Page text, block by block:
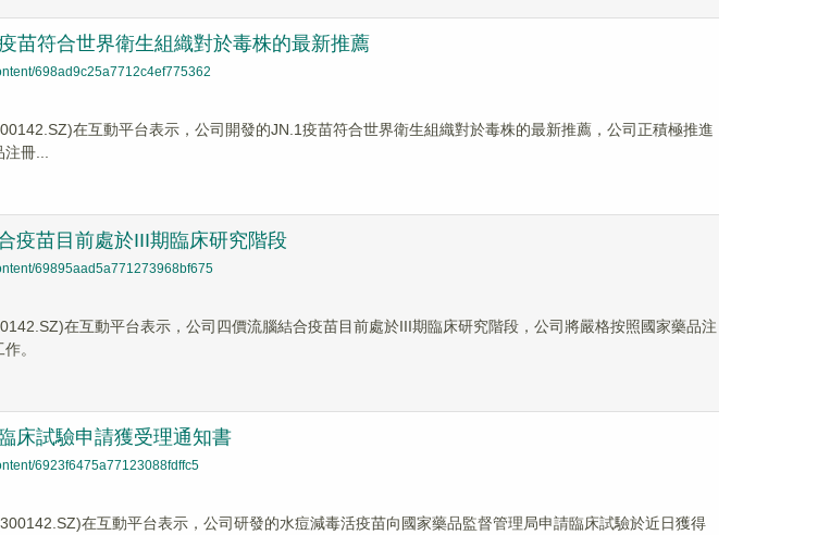
苗符合世界衛生組織對於毒株的最新推薦
698ad9c25a7712c4ef775362
在互動平台表示，公司開發的JN.1疫苗符合世界衛生組織對於毒株的最新推薦，公司正積極推進
冊...
疫苗目前處於III期臨床研究階段
69895aad5a771273968bf675
在互動平台表示，公司四價流腦結合疫苗目前處於III期臨床研究階段，公司將嚴格按照國家藥品注
。
床試驗申請獲受理通知書
6923f6475a77123088fdffc5
在互動平台表示，公司研發的水痘減毒活疫苗向國家藥品監督管理局申請臨床試驗於近日獲得